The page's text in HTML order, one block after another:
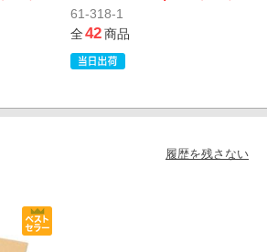
61-318-1
全42商品
履歴を残さない